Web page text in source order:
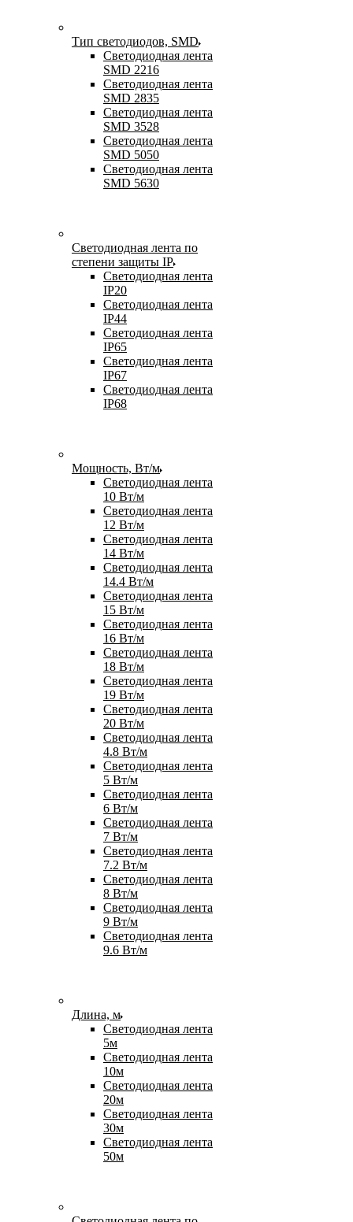
Тип светодиодов, SMD
Cветодиодная лента
SMD 2216
Светодиодная лента
SMD 2835
Светодиодная лента
SMD 3528
Светодиодная лента
SMD 5050
Светодиодная лента
SMD 5630
Светодиодная лента по
степени защиты IP
Светодиодная лента
IP20
Светодиодная лента
IP44
Светодиодная лента
IP65
Светодиодная лента
IP67
Светодиодная лента
IP68
Мощность, Вт/м
Светодиодная лента
10 Вт/м
Светодиодная лента
12 Вт/м
Светодиодная лента
14 Вт/м
Светодиодная лента
14.4 Вт/м
Светодиодная лента
15 Вт/м
Светодиодная лента
16 Вт/м
Светодиодная лента
18 Вт/м
Светодиодная лента
19 Вт/м
Светодиодная лента
20 Вт/м
Светодиодная лента
4.8 Вт/м
Светодиодная лента
5 Вт/м
Светодиодная лента
6 Вт/м
Светодиодная лента
7 Вт/м
Светодиодная лента
7.2 Вт/м
Светодиодная лента
8 Вт/м
Светодиодная лента
9 Вт/м
Светодиодная лента
9.6 Вт/м
Длина, м
Светодиодная лента
5м
Светодиодная лента
10м
Светодиодная лента
20м
Светодиодная лента
30м
Светодиодная лента
50м